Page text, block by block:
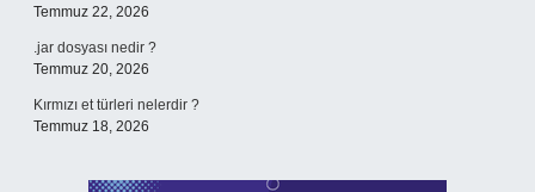
Temmuz 22, 2026
.jar dosyası nedir ?
Temmuz 20, 2026
Kırmızı et türleri nelerdir ?
Temmuz 18, 2026